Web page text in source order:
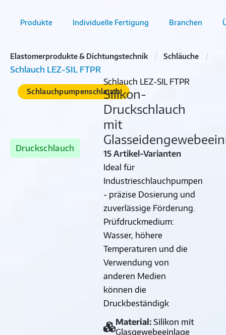
Produkte Individuelle Fertigung Branchen
Elastomerprodukte & Dichtungstechnik Schläuche
Schlauch LEZ-SIL FTPR
Schlauchpumpenschlauch
Druckschlauch
Schlauch LEZ-SIL FTPR
Silikon-
Druckschlauch
mit
15 Artikel-Varianten
Ideal für
Industrieschlauchpumpen
- präzise Dosierung und
zuverlässige Förderung.
Prüfdruckmedium:
Wasser, höhere
Temperaturen und die
Verwendung von
anderen Medien
können die
Druckbeständigk
Material: Silikon mit
Glasgewebeeinlage